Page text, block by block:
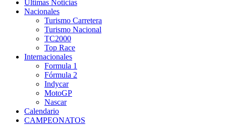
Últimas Noticias
Nacionales
Turismo Carretera
Turismo Nacional
TC2000
Top Race
Internacionales
Formula 1
Fórmula 2
Indycar
MotoGP
Nascar
Calendario
CAMPEONATOS